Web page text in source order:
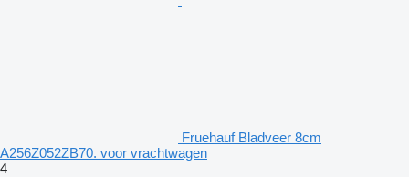
Fruehauf Bladveer 8cm
A256Z052ZB70. voor vrachtwagen
4